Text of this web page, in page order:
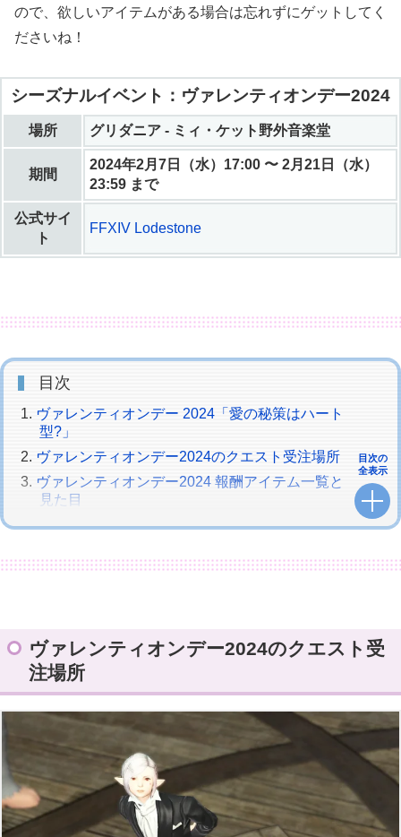
ので、欲しいアイテムがある場合は忘れずにゲットしてく
ださいね！
シーズナルイベント：ヴァレンティオンデー2024
場所 グリダニア - ミィ・ケット野外音楽堂
期間
2024年2月7日（水）17:00 〜 2月21日（水）
23:59 まで
公式サイ
ト
FFXIV Lodestone
目次
ヴァレンティオンデー 2024「愛の秘策はハート
型?」
ヴァレンティオンデー2024のクエスト受注場所
ヴァレンティオンデー2024 報酬アイテム一覧と
見た目
ヴァレンティオンデー2024 シーズナルショップ
目次の
全表示
ヴァレンティオンデー2024のクエスト受
注場所